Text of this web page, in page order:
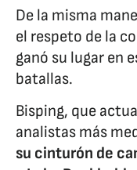
De la misma
el respeto de la
ganó su lugar en
batallas.
Bisping, que
analistas más
su cinturón de